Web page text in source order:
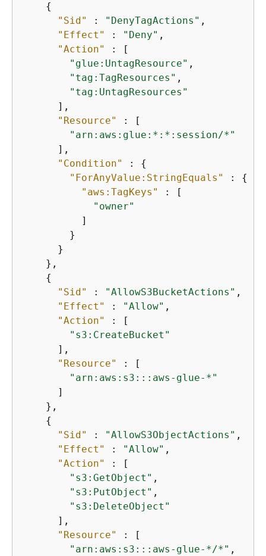
{
"Sid"
: "DenyTagActions" ,
"Effect"
: "Deny" ,
"Action"
: [
"glue:UntagResource" ,
"tag:TagResources" ,
"tag:UntagResources"
      ],
"Resource"
: [
"arn:aws:glue:*:*:session/*"
      ],
"Condition"
: {
"ForAnyValue:StringEquals"
: {
"aws:TagKeys"
: [
"owner"
          ]
        }
      }
    },
{
"Sid"
: "AllowS3BucketActions" ,
"Effect"
: "Allow" ,
"Action"
: [
"s3:CreateBucket"
      ],
"Resource"
: [
"arn:aws:s3:::aws-glue-*"
      ]
    },
{
"Sid"
: "AllowS3ObjectActions" ,
"Effect"
: "Allow" ,
"Action"
: [
"s3:GetObject" ,
"s3:PutObject" ,
"s3:DeleteObject"
      ],
"Resource"
: [
"arn:aws:s3:::aws-glue-*/*" ,